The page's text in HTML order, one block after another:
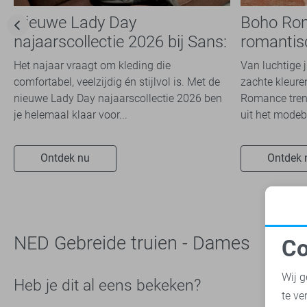
Tommy Jeans
Vero Moda 55
Zoso 1
Zusss 1
Nieuwe Lady Day
najaarscollectie 2026 bij Sans:
stijl en comfort in
travelkwaliteit
Het najaar vraagt om kleding die
comfortabel, veelzijdig én stijlvol is. Met de
nieuwe Lady Day najaarscollectie 2026 ben
je helemaal klaar voor...
Ontdek nu
Boho
dit
Van luchtige
zachte
Romance
uit het
Ontdek
NED Gebreide truien - Dames
Heb je dit al eens bekeken?
Wij
te